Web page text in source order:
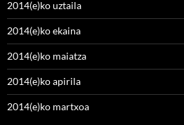
2014(e)ko uztaila
2014(e)ko ekaina
2014(e)ko maiatza
2014(e)ko apirila
2014(e)ko martxoa